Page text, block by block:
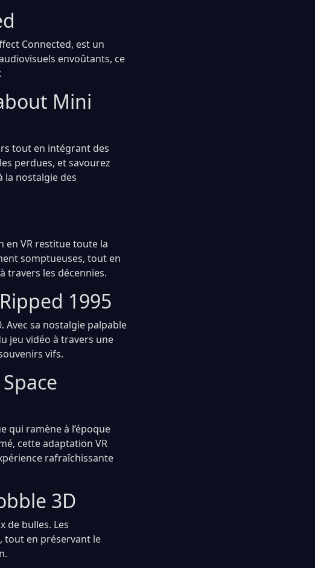
Connected, est un
envoûtants, ce
Mini
tout en intégrant des
perdues, et savourez
la nostalgie des
en VR restitue toute la
somptueuses, tout en
travers les décennies.
1995
Avec sa nostalgie palpable
jeu vidéo à travers une
vifs.
qui ramène à l’époque
cette adaptation VR
rafraîchissante
3D
de bulles. Les
tout en préservant le